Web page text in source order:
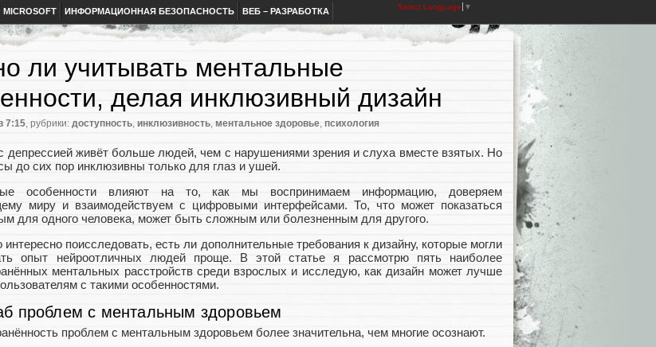
MICROSOFT ИНФОРМАЦИОННАЯ БЕЗОПАСНОСТЬ ВЕБ – РАЗРАБОТКА Select Language ▼
ли учитывать ментальные
делая инклюзивный дизайн
7:15, рубрики: доступность, инклюзивность, ментальное здоровье, психология
депрессией живёт больше людей, чем с нарушениями зрения и слуха вместе взятых. Но
до сих пор инклюзивны только для глаз и ушей.
особенности влияют на то, как мы воспринимаем информацию, доверяем
миру и взаимодействуем с цифровыми интерфейсами. То, что может показаться
для одного человека, может быть сложным или болезненным для другого.
поисследовать, есть ли дополнительные требования к дизайну, которые могли
опыт нейроотличных людей проще. В этой статье я рассмотрю пять наиболее
ментальных расстройств среди взрослых и исследую, как дизайн может лучше
с такими особенностями.
проблем с ментальным здоровьем
проблем с ментальным здоровьем более значительна, чем многие осознают.